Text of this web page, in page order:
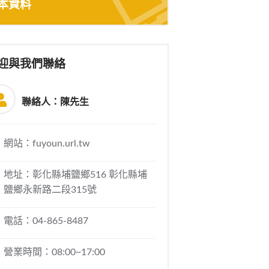
資料
與我們聯絡
聯絡人：陳先生
網站：fuyoun.url.tw
地址：彰化縣埔鹽鄉516 彰化縣埔
鹽鄉永新路二段315號
電話：04-865-8487
營業時間：08:00~17:00